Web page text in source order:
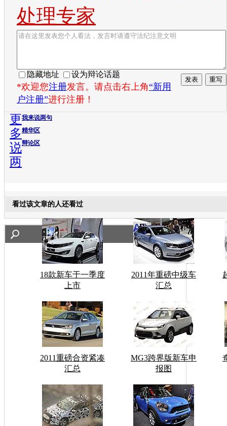
处理专家
隐藏地址 设为辩论话题
*欢迎您注册发言。请点击右上角“新用
户注册”进行注册！
我来说两句
精华区
辩论区
更
多
说
两
看过该文章的人还看过
18款新车于一季度
上市
2011年重磅中级车
汇总
2011重磅合资紧凑
汇总
MG3跨界版新车申
报图